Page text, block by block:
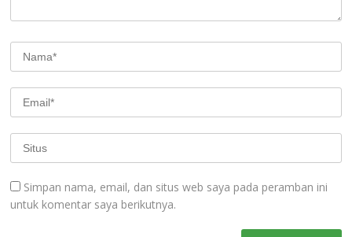
Simpan nama, email, dan situs web saya pada peramban ini
untuk komentar saya berikutnya.